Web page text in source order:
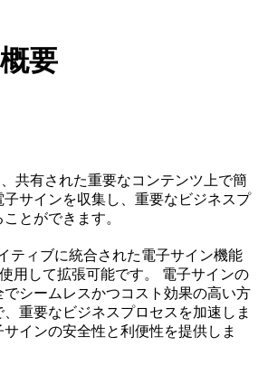
要
共有された重要なコンテンツ上で簡
サインを収集し、重要なビジネスプ
とができます。
ティブに統合された電子サイン機能
用して拡張可能です。 電子サインの
シームレスかつコスト効果の高い方
重要なビジネスプロセスを加速しま
インの安全性と利便性を提供しま